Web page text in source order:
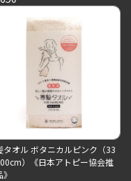
タオル ボタニカルピンク（33
）《日本アトピー協会推